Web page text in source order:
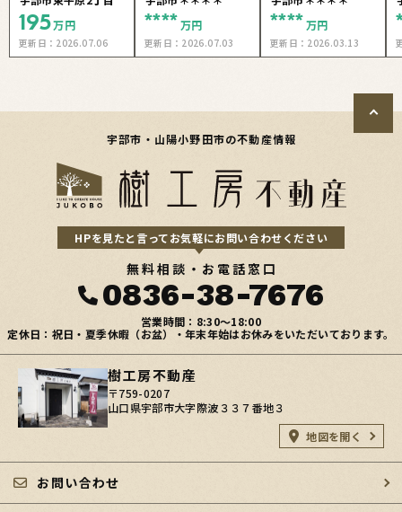
195万円
更新日： 2026.07.06
****万円
更新日： 2026.07.03
****万円
更新日： 2026.03.13
宇部市・山陽小野田市の不動産情報
HPを見たと言ってお気軽にお問い合わせください
無料相談・お電話窓口
0836-38-7676
営業時間：8:30〜18:00
定休日：祝日・夏季休暇（お盆）・年末年始はお休みをいただいております。
樹工房不動産
〒759-0207
山口県宇部市大字際波３３７番地３
地図を開く
お問い合わせ